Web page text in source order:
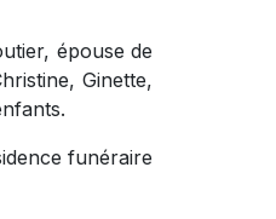
épouse de
Ginette,
funéraire